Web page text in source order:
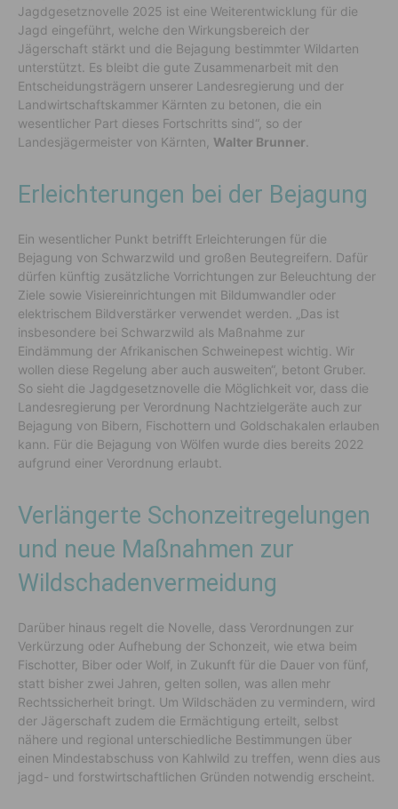
Jagdgesetznovelle 2025 ist eine Weiterentwicklung für die
Jagd eingeführt, welche den Wirkungsbereich der
Jägerschaft stärkt und die Bejagung bestimmter Wildarten
unterstützt. Es bleibt die gute Zusammenarbeit mit den
Entscheidungsträgern unserer Landesregierung und der
Landwirtschaftskammer Kärnten zu betonen, die ein
wesentlicher Part dieses Fortschritts sind“, so der
Landesjägermeister von Kärnten, Walter Brunner
Erleichterungen bei der Bejagung
Ein wesentlicher Punkt betrifft Erleichterungen für die
Bejagung von Schwarzwild und großen Beutegreifern. Dafür
dürfen künftig zusätzliche Vorrichtungen zur Beleuchtung der
Ziele sowie Visiereinrichtungen mit Bildumwandler oder
elektrischem Bildverstärker verwendet werden. „Das ist
insbesondere bei Schwarzwild als Maßnahme zur
Eindämmung der Afrikanischen Schweinepest wichtig. Wir
wollen diese Regelung aber auch ausweiten“, betont Gruber.
So sieht die Jagdgesetznovelle die Möglichkeit vor, dass die
Landesregierung per Verordnung Nachtzielgeräte auch zur
Bejagung von Bibern, Fischottern und Goldschakalen erlauben
kann. Für die Bejagung von Wölfen wurde dies bereits 2022
aufgrund einer Verordnung erlaubt.
Verlängerte Schonzeitregelungen
und neue Maßnahmen zur
Wildschadenvermeidung
Darüber hinaus regelt die Novelle, dass Verordnungen zur
Verkürzung oder Aufhebung der Schonzeit, wie etwa beim
Fischotter, Biber oder Wolf, in Zukunft für die Dauer von fünf,
statt bisher zwei Jahren, gelten sollen, was allen mehr
Rechtssicherheit bringt. Um Wildschäden zu vermindern, wird
der Jägerschaft zudem die Ermächtigung erteilt, selbst
nähere und regional unterschiedliche Bestimmungen über
einen Mindestabschuss von Kahlwild zu treffen, wenn dies aus
jagd- und forstwirtschaftlichen Gründen notwendig erscheint.